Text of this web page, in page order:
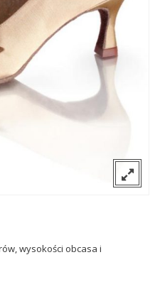
wysokości obcasa i